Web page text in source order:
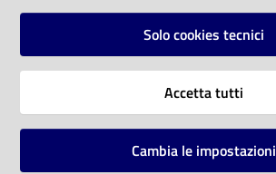
Vai alla pagina
Solo cookies tecnici
Accetta tutti
Cambia le impostazioni